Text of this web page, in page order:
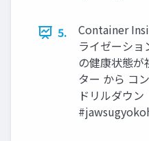
5.
Container
ライゼーショ
の健康状態が
ター から コ
ドリルダウ